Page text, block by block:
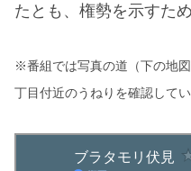
たとも、権勢を示すた
※番組では写真の道 （下の地
丁目付近のうねりを確認してい